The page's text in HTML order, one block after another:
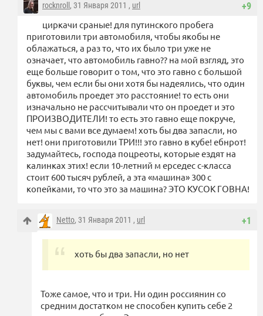
+9
rocknroll , 31 Января 2011 , url
циркачи сраные! для путинского пробега
приготовили три автомобиля, чтобы якобы не
облажаться, а раз то, что их было три уже не
означает, что автомобиль гавно?? на мой взгляд, это
еще больше говорит о том, что это гавно с большой
буквы, чем если бы они хотя бы надеялись, что один
автомобиль проедет это расстояние! то есть они
изначально не рассчитывали что он проедет и это
ПРОИЗВОДИТЕЛИ! то есть это гавно еще покруче,
чем мы с вами все думаем! хоть бы два запасли, но
нет! они приготовили ТРИ!!! это гавно в кубе! ебнрот!
задумайтесь, господа поцреоты, которые ездят на
калинках этих! если 10-летний м ерседес с-класса
стоит 600 тысяч рублей, а эта «машина» 300 с
копейками, то что это за машина? ЭТО КУСОК ГОВНА!
+1
Netto, 31 Января 2011 , url
хоть бы два запасли, но нет
Тоже самое, что и три. Ни один россиянин со
средним достатком не способен купить себе 2